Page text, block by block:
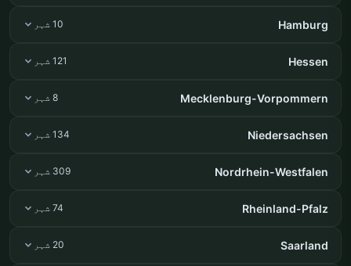
Hamburg 10 شہر
Hessen 121 شہر
Mecklenburg-Vorpommern 8 شہر
Niedersachsen 134 شہر
Nordrhein-Westfalen 309 شہر
Rheinland-Pfalz 74 شہر
Saarland 20 شہر